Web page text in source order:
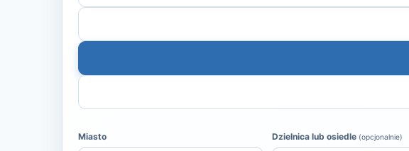
Miasto Dzielnica lub osiedle (opcjonalnie)